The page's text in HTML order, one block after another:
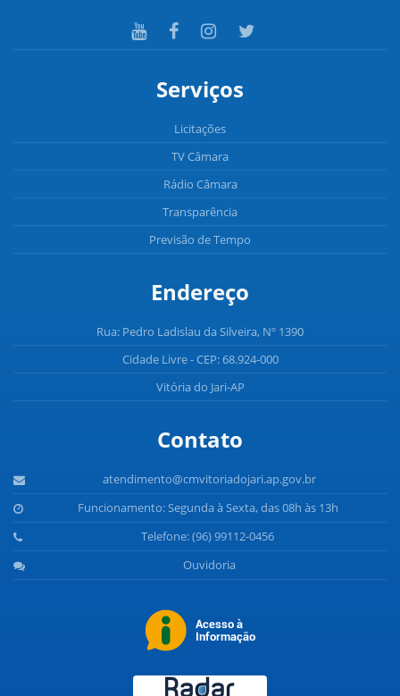
Serviços
Licitações
TV Câmara
Rádio Câmara
Transparência
Previsão de Tempo
Endereço
Rua: Pedro Ladislau da Silveira, Nº 1390
Cidade Livre - CEP: 68.924-000
Vitória do Jari-AP
Contato
atendimento@cmvitoriadojari.ap.gov.br
Funcionamento: Segunda à Sexta, das 08h às 13h
Telefone: (96) 99112-0456
Ouvidoria